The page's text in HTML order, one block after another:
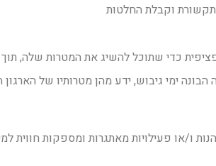
וקבלת החלטות
כדי שתוכל להשיג את המטרות שלה, תוך
ימי גיבוש, ידע מהן מטרותיו של הארגון
ו/או פעילויות מאתגרות ומספקות חווית